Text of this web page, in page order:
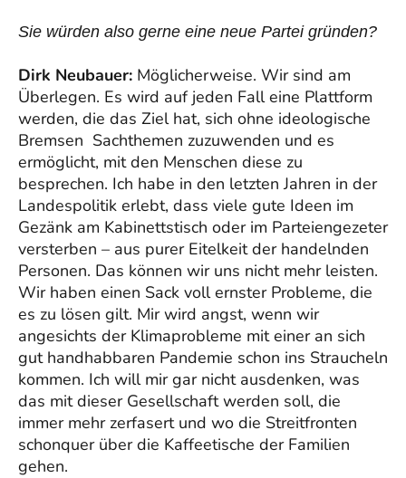
Sie würden also gerne eine neue Partei gründen?
Dirk Neubauer: Möglicherweise. Wir sind am
Überlegen. Es wird auf jeden Fall eine Plattform
werden, die das Ziel hat, sich ohne ideologische
Bremsen Sachthemen zuzuwenden und es
ermöglicht, mit den Menschen diese zu
besprechen. Ich habe in den letzten Jahren in der
Landespolitik erlebt, dass viele gute Ideen im
Gezänk am Kabinettstisch oder im Parteiengezeter
versterben – aus purer Eitelkeit der handelnden
Personen. Das können wir uns nicht mehr leisten.
Wir haben einen Sack voll ernster Probleme, die
es zu lösen gilt. Mir wird angst, wenn wir
angesichts der Klimaprobleme mit einer an sich
gut handhabbaren Pandemie schon ins Straucheln
kommen. Ich will mir gar nicht ausdenken, was
das mit dieser Gesellschaft werden soll, die
immer mehr zerfasert und wo die Streitfronten
schonquer über die Kaffeetische der Familien
gehen.